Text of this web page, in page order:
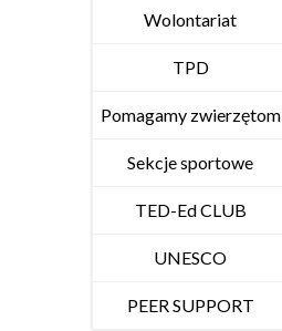
Wolontariat
TPD
Pomagamy zwierzętom
Sekcje sportowe
TED-Ed CLUB
UNESCO
PEER SUPPORT